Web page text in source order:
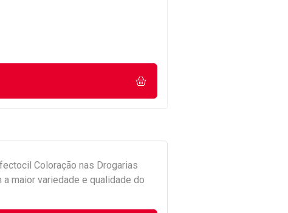
Coloração nas Drogarias
maior variedade e qualidade do